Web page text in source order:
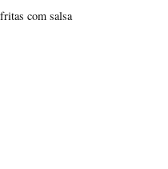
com salsa